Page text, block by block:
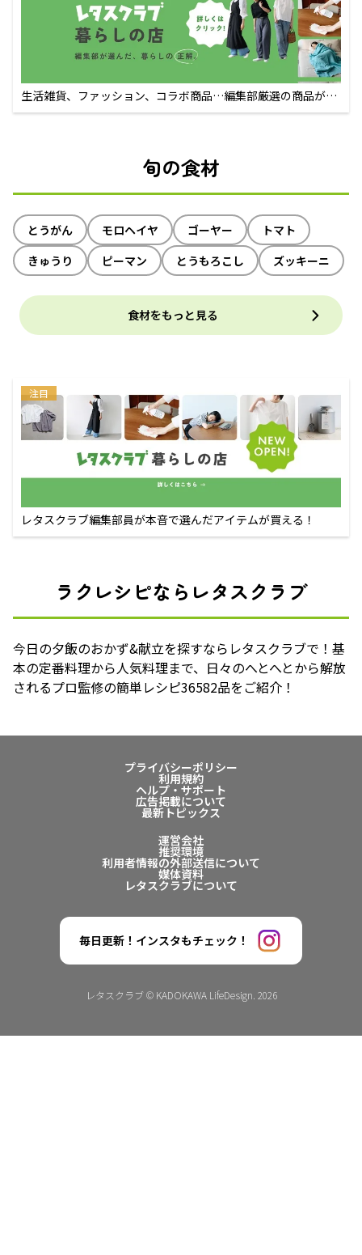
生活雑貨、ファッション、コラボ商品…編集部厳選の商品が買
えるECサイト
旬の食材
とうがん モロヘイヤ ゴーヤー
トマト
きゅうり
ピーマン とうもろこし ズッキーニ
食材をもっと見る
注目
レタスクラブ編集部員が本音で選んだアイテムが買える！
ラクレシピならレタスクラブ
今日の夕飯のおかず&献立を探すならレタスクラブで！基
本の定番料理から人気料理まで、日々のへとへとから解放
されるプロ監修の簡単レシピ36582品をご紹介！
プライバシーポリシー
利用規約
ヘルプ・サポート
広告掲載について
最新トピックス
運営会社
推奨環境
利用者情報の外部送信について
媒体資料
レタスクラブについて
毎日更新！インスタもチェック！
レタスクラブ © KADOKAWA LifeDesign. 2026